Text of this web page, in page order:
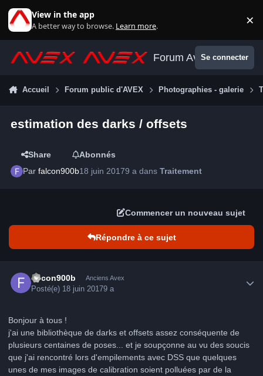
View in the app
A better way to browse. Learn more. ×
Forum AvexSe connecter
Accueil Forum public d'AVEX Photographies - galerie
estimation des darks / offsets
Share
Abonnés
Parfalcon900b18 juin 20179 a dansTraitement
Commencer un nouveau sujet
Répondre à ce sujet
falcon900b Anciens Avex
Posté(e) 18 juin 20179 a
Bonjour à tous !
j'ai une bibliothèque de darks et offsets assez conséquente de
plusieurs centaines de poses... et je soupçonne au vu des soucis
que j'ai rencontré lors d'empilements avec DSS que quelques
unes de mes images de calibration soient polluées par de la